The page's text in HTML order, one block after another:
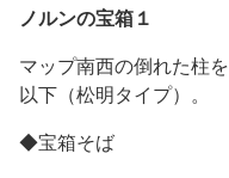
ノルンの宝箱１
マップ南西の倒れた柱
以下（松明タイプ）。
◆宝箱そば